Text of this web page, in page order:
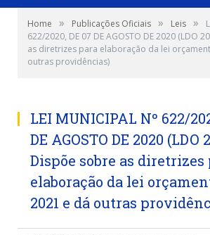
Home » Publicações Oficiais » Leis »
622/2020, DE 07 DE AGOSTO DE 2020 (LDO
as diretrizes para elaboração da lei
outras providências)
LEI MUNICIPAL Nº 622/
DE AGOSTO DE 2020 (LDO
Dispõe sobre as diretrizes
elaboração da lei
2021 e dá outras